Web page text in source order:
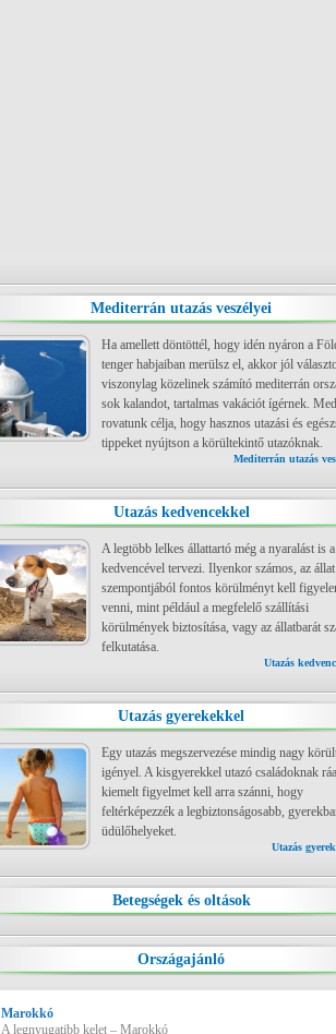
Mediterrán utazás veszélyei
Ha amellett döntöttél, hogy idén nyáron a
tenger habjaiban merülsz el, akkor jól
viszonylag közelinek számító mediterrán
sok kalandot, tartalmas vakációt ígérnek.
rovatunk célja, hogy hasznos utazási és
tippeket nyújtson a körültekintő utazóknak.
Mediterrán utazás
Utazás kedvencekkel
A legtöbb lelkes állattartó még a nyaralást is a
kedvencével tervezi. Ilyenkor számos, az állat
szempontjából fontos körülményt kell
venni, mint például a megfelelő szállítási
körülmények biztosítása, vagy az állatbarát
felkutatása.
Utazás
Utazás gyerekekkel
Egy utazás megszervezése mindig nagy
igényel. A kisgyerekkel utazó családoknak
kiemelt figyelmet kell arra szánni, hogy
feltérképezzék a legbiztonságosabb,
üdülőhelyeket.
Utazás
Betegségek és oltások
Országajánló
Marokkó
A legnyugatibb kelet – Marokkó